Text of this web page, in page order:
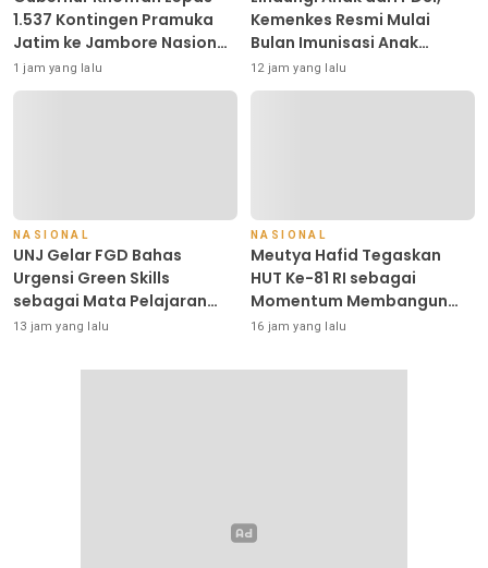
1.537 Kontingen Pramuka
Jatim ke Jambore Nasional
XII, Perkuat Persatuan dan
Nasionalisme
1 jam yang lalu
Kemenkes Resmi Mulai
Bulan Imunisasi Anak
Sekolah (BIAS) 2026
12 jam yang lalu
NASIONAL
UNJ Gelar FGD Bahas
Urgensi Green Skills
sebagai Mata Pelajaran
Umum Baru pada Kurikulum
Perhotelan, dan UPW
13 jam yang lalu
NASIONAL
Meutya Hafid Tegaskan
HUT Ke-81 RI sebagai
Momentum Membangun
Kolaborasi yang Lebih Kuat
16 jam yang lalu